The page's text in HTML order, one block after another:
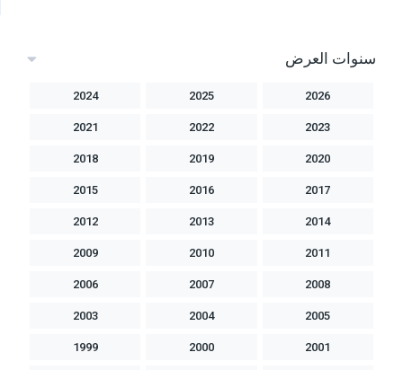
سنوات العرض
2026
2025
2024
2023
2022
2021
2020
2019
2018
2017
2016
2015
2014
2013
2012
2011
2010
2009
2008
2007
2006
2005
2004
2003
2001
2000
1999